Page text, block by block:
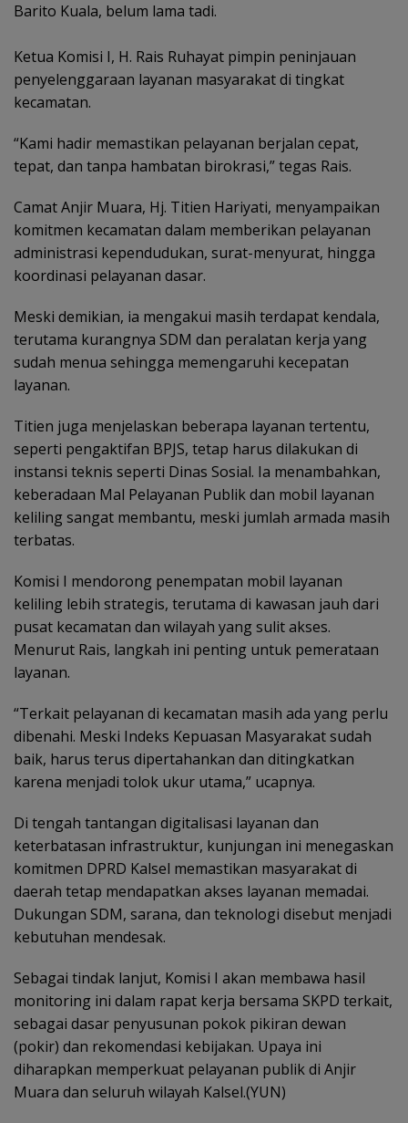
Barito Kuala, belum lama tadi.
‎Ketua Komisi I, H. Rais Ruhayat pimpin peninjauan
penyelenggaraan layanan masyarakat di tingkat
kecamatan.
“Kami hadir memastikan pelayanan berjalan cepat,
tepat, dan tanpa hambatan birokrasi,” tegas Rais.
‎Camat Anjir Muara, Hj. Titien Hariyati, menyampaikan
komitmen kecamatan dalam memberikan pelayanan
administrasi kependudukan, surat-menyurat, hingga
koordinasi pelayanan dasar.
Meski demikian, ia mengakui masih terdapat kendala,
terutama kurangnya SDM dan peralatan kerja yang
sudah menua sehingga memengaruhi kecepatan
layanan.
Titien juga menjelaskan beberapa layanan tertentu,
seperti pengaktifan BPJS, tetap harus dilakukan di
instansi teknis seperti Dinas Sosial. Ia menambahkan,
keberadaan Mal Pelayanan Publik dan mobil layanan
keliling sangat membantu, meski jumlah armada masih
terbatas.
Komisi I mendorong penempatan mobil layanan
keliling lebih strategis, terutama di kawasan jauh dari
pusat kecamatan dan wilayah yang sulit akses.
Menurut Rais, langkah ini penting untuk pemerataan
layanan.
“Terkait pelayanan di kecamatan masih ada yang perlu
dibenahi. Meski Indeks Kepuasan Masyarakat sudah
baik, harus terus dipertahankan dan ditingkatkan
karena menjadi tolok ukur utama,” ucapnya.
Di tengah tantangan digitalisasi layanan dan
keterbatasan infrastruktur, kunjungan ini menegaskan
komitmen DPRD Kalsel memastikan masyarakat di
daerah tetap mendapatkan akses layanan memadai.
Dukungan SDM, sarana, dan teknologi disebut menjadi
kebutuhan mendesak.
‎Sebagai tindak lanjut, Komisi I akan membawa hasil
monitoring ini dalam rapat kerja bersama SKPD terkait,
sebagai dasar penyusunan pokok pikiran dewan
(pokir) dan rekomendasi kebijakan. Upaya ini
diharapkan memperkuat pelayanan publik di Anjir
Muara dan seluruh wilayah Kalsel.(YUN)